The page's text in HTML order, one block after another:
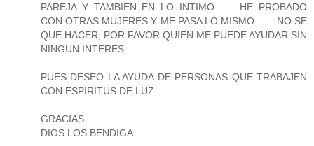
PAREJA Y TAMBIEN EN LO INTIMO.........HE PROBADO
CON OTRAS MUJERES Y ME PASA LO MISMO........NO SE
QUE HACER, POR FAVOR QUIEN ME PUEDE AYUDAR SIN
NINGUN INTERES
PUES DESEO LA AYUDA DE PERSONAS QUE TRABAJEN
CON ESPIRITUS DE LUZ
GRACIAS
DIOS LOS BENDIGA